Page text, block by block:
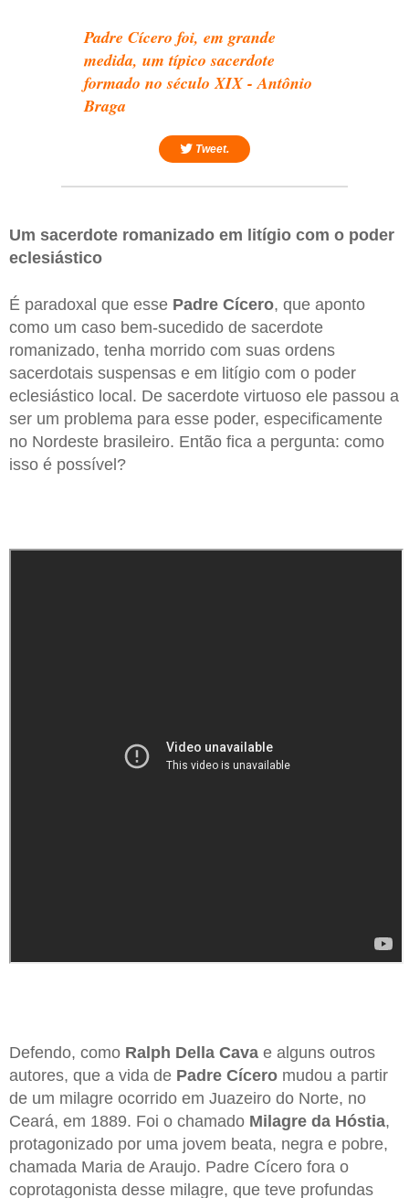
Padre Cícero foi, em grande
medida, um típico sacerdote
formado no século XIX - Antônio
Braga
Tweet.
Um sacerdote romanizado em litígio com o poder
eclesiástico
É paradoxal que esse Padre Cícero, que aponto
como um caso bem-sucedido de sacerdote
romanizado, tenha morrido com suas ordens
sacerdotais suspensas e em litígio com o poder
eclesiástico local. De sacerdote virtuoso ele passou a
ser um problema para esse poder, especificamente
no Nordeste brasileiro. Então fica a pergunta: como
isso é possível?
Defendo, como Ralph Della Cava e alguns outros
autores, que a vida de Padre Cícero mudou a partir
de um milagre ocorrido em Juazeiro do Norte, no
Ceará, em 1889. Foi o chamado Milagre da Hóstia,
protagonizado por uma jovem beata, negra e pobre,
chamada Maria de Araujo. Padre Cícero fora o
coprotagonista desse milagre, que teve profundas